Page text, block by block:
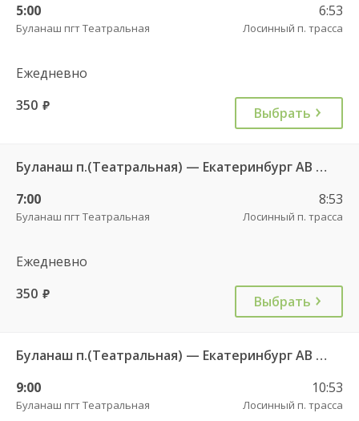
5:00
Буланаш пгт Театральная
6:53
Лосинный п. трасса
Ежедневно
350 руб. Выбрать
Буланаш п.(Театральная) — Екатеринбург АВ Северный 523
7:00
Буланаш пгт Театральная
8:53
Лосинный п. трасса
Ежедневно
350 руб. Выбрать
Буланаш п.(Театральная) — Екатеринбург АВ Северный 523
9:00
Буланаш пгт Театральная
10:53
Лосинный п. трасса